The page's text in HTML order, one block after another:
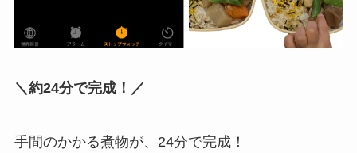
＼約24分で完成！／
手間のかかる煮物が、24分で完成！